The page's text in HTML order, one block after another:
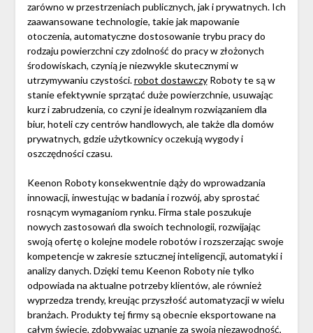
zarówno w przestrzeniach publicznych, jak i prywatnych. Ich
zaawansowane technologie, takie jak mapowanie
otoczenia, automatyczne dostosowanie trybu pracy do
rodzaju powierzchni czy zdolność do pracy w złożonych
środowiskach, czynią je niezwykle skutecznymi w
utrzymywaniu czystości.robot dostawczyRoboty te są w
stanie efektywnie sprzątać duże powierzchnie, usuwając
kurz i zabrudzenia, co czyni je idealnym rozwiązaniem dla
biur, hoteli czy centrów handlowych, ale także dla domów
prywatnych, gdzie użytkownicy oczekują wygody i
oszczędności czasu.
Keenon Roboty konsekwentnie dąży do wprowadzania
innowacji, inwestując w badania i rozwój, aby sprostać
rosnącym wymaganiom rynku. Firma stale poszukuje
nowych zastosowań dla swoich technologii, rozwijając
swoją ofertę o kolejne modele robotów i rozszerzając swoje
kompetencje w zakresie sztucznej inteligencji, automatyki i
analizy danych. Dzięki temu Keenon Roboty nie tylko
odpowiada na aktualne potrzeby klientów, ale również
wyprzedza trendy, kreując przyszłość automatyzacji w wielu
branżach. Produkty tej firmy są obecnie eksportowane na
całym świecie, zdobywając uznanie za swoją niezawodność,